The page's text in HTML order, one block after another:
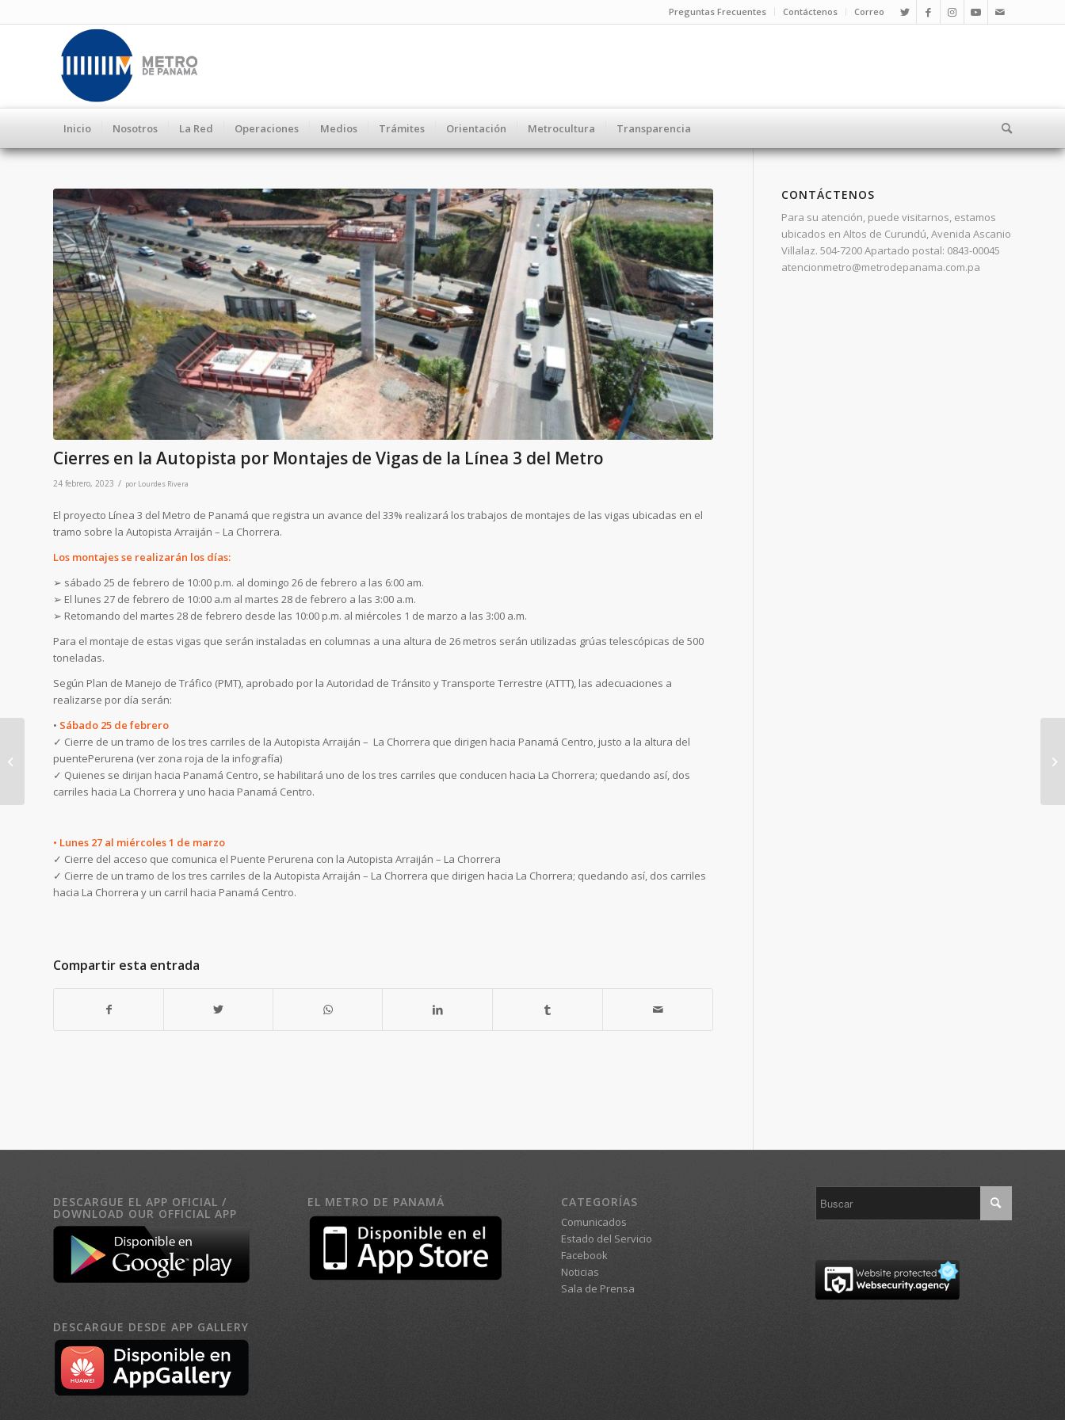
Preguntas Frecuentes Contáctenos Correo
Inicio Nosotros La Red Operaciones Medios Trámites Orientación Metrocultura Transparencia
Cierres en la Autopista por Montajes de Vigas de la Línea 3 del Metro
24 febrero, 2023 / por Lourdes Rivera
El proyecto Línea 3 del Metro de Panamá que registra un avance del 33% realizará los trabajos de montajes de las vigas ubicadas en el
tramo sobre la Autopista Arraiján – La Chorrera.
Los montajesse realizarán los días:
➢ sábado 25 de febrero de 10:00 p.m. al domingo 26 de febrero a las 6:00 am.
➢ El lunes 27 de febrero de 10:00 a.m al martes 28 de febrero a las 3:00 a.m.
➢ Retomando del martes 28 de febrero desde las 10:00 p.m. al miércoles 1 de marzo a las 3:00 a.m.
Para el montaje de estas vigas que serán instaladas en columnas a una altura de 26 metros serán utilizadas grúas telescópicas de 500
toneladas.
Según Plan de Manejo de Tráfico (PMT), aprobado por la Autoridad de Tránsito y Transporte Terrestre (ATTT), las adecuaciones a
realizarse por día serán:
• Sábado 25 de febrero
✓ Cierre de un tramo de los tres carriles de la Autopista Arraiján – La Chorrera que dirigen hacia Panamá Centro, justo a la altura del
puentePerurena (ver zona roja de la infografía)
✓ Quienes se dirijan hacia Panamá Centro, se habilitará uno de los tres carriles que conducen hacia La Chorrera; quedando así, dos
carriles hacia La Chorrera y uno hacia Panamá Centro.
• Lunes 27 al miércoles 1 de marzo
✓ Cierre del acceso que comunica el Puente Perurena con la Autopista Arraiján – La Chorrera
✓ Cierre de un tramo de los tres carriles de la Autopista Arraiján – La Chorrera que dirigen hacia La Chorrera; quedando así, dos carriles
hacia La Chorrera y un carril hacia Panamá Centro.
Compartir esta entrada
CONTÁCTENOS
Para su atención, puede visitarnos, estamos
ubicados en Altos de Curundú, Avenida Ascanio
Villalaz. 504-7200 Apartado postal: 0843-00045
atencionmetro@metrodepanama.com.pa
DESCARGUE EL APP OFICIAL /
DOWNLOAD OUR OFFICIAL APP
DESCARGUE DESDE APP GALLERY
EL METRO DE PANAMÁ CATEGORÍAS
Comunicados
Estado del Servicio
Facebook
Noticias
Sala de Prensa
Disfruta de los
carnavales, cuidando